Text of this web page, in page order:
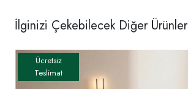
İlginizi Çekebilecek Diğer Ürünler